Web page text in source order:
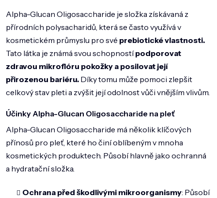
TĚLO
MUŽI
DOMÁCNOST
ZNAČKY
O NÁS
BLOG
Alpha-Glucan Oligosaccharide je složka získávaná z
přírodních polysacharidů, která se často využívá v
kosmetickém průmyslu pro své prebiotické vlastnosti.
Tato látka je známá svou schopnostípodporovat
zdravou mikroflóru pokožky a posilovat její
přirozenou bariéru. Díky tomu může pomoci zlepšit
celkový stav pleti a zvýšit její odolnost vůči vnějším vlivům.
Účinky Alpha-Glucan Oligosaccharide na pleť
Alpha-Glucan Oligosaccharide má několik klíčových
přínosů pro pleť, které ho činí oblíbeným v mnoha
kosmetických produktech. Působí hlavně jako ochranná
a hydratační složka.
Ochrana před škodlivými mikroorganismy: Působí